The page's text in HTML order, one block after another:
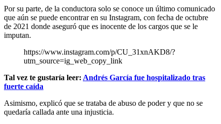
Por su parte, de la conductora solo se conoce un último comunicado
que aún se puede encontrar en su Instagram, con fecha de octubre
de 2021 donde aseguró que es inocente de los cargos que se le
imputan.
https://www.instagram.com/p/CU_31xnAKD8/?
utm_source=ig_web_copy_link
Tal vez te gustaría leer: Andrés García fue hospitalizado tras
fuerte caída
Asimismo, explicó que se trataba de abuso de poder y que no se
quedaría callada ante una injusticia.